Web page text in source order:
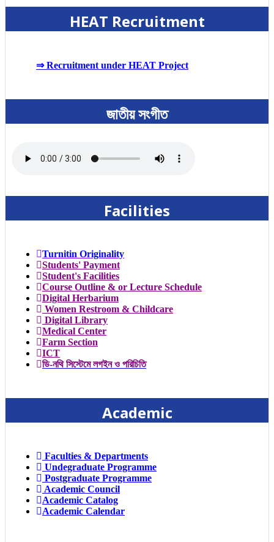
HEAT Recruitment
⇒ Recruitment under HEAT Project
জাতীয় সংগীত
Facilities
Turnitin Originality
Students' Payment
Student's Facilities
Course Outline & or Lecture Schedule
Digital Herbarium
Women Restroom & Childcare
Digital Library
Medical Center
Farm Section
ICT
ডি-নথি সিস্টেমে লগইন ও পরিচিতি
Academic
Faculties & Departments
Undegraduate Programme
Postgraduate Programme
Academic Council
Academic Catalog
Academic Calendar